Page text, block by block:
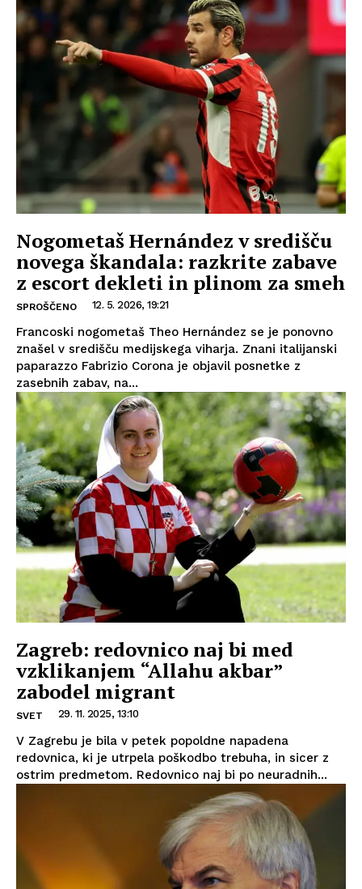
Nogometaš Hernández v središču
novega škandala: razkrite zabave
z escort dekleti in plinom za smeh
SPROŠČENO 12. 5. 2026, 19:21
Francoski nogometaš Theo Hernández se je ponovno
znašel v središču medijskega viharja. Znani italijanski
paparazzo Fabrizio Corona je objavil posnetke z
zasebnih zabav, na...
Zagreb: redovnico naj bi med
vzklikanjem “Allahu akbar”
zabodel migrant
SVET 29. 11. 2025, 13:10
V Zagrebu je bila v petek popoldne napadena
redovnica, ki je utrpela poškodbo trebuha, in sicer z
ostrim predmetom. Redovnico naj bi po neuradnih...